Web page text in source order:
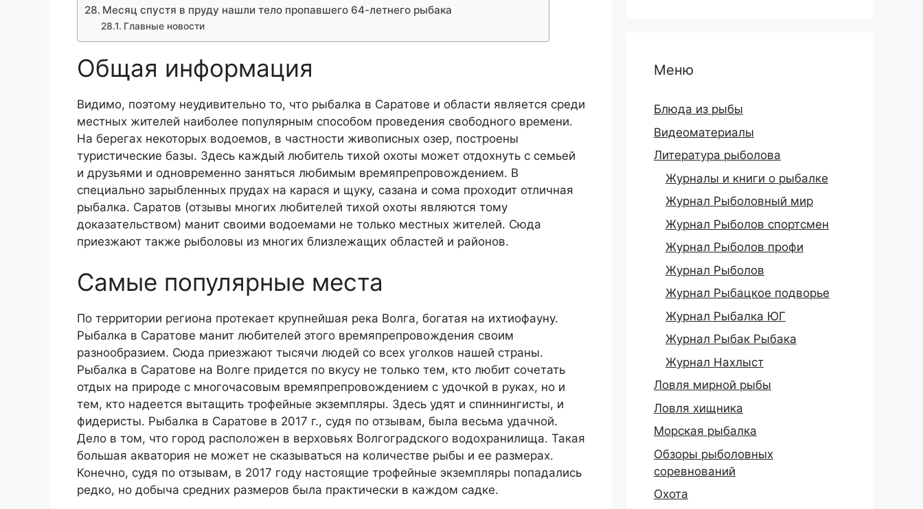
Месяц спустя в пруду нашли тело пропавшего 64-летнего рыбака
Главные новости
Общая информация
Видимо, поэтому неудивительно то, что рыбалка в Саратове и области является среди
местных жителей наиболее популярным способом проведения свободного времени.
На берегах некоторых водоемов, в частности живописных озер, построены
туристические базы. Здесь каждый любитель тихой охоты может отдохнуть с семьей
и друзьями и одновременно заняться любимым времяпрепровождением. В
специально зарыбленных прудах на карася и щуку, сазана и сома проходит отличная
рыбалка. Саратов (отзывы многих любителей тихой охоты являются тому
доказательством) манит своими водоемами не только местных жителей. Сюда
приезжают также рыболовы из многих близлежащих областей и районов.
Самые популярные места
По территории региона протекает крупнейшая река Волга, богатая на ихтиофауну.
Рыбалка в Саратове манит любителей этого времяпрепровождения своим
разнообразием. Сюда приезжают тысячи людей со всех уголков нашей страны.
Рыбалка в Саратове на Волге придется по вкусу не только тем, кто любит сочетать
отдых на природе с многочасовым времяпрепровождением с удочкой в руках, но и
тем, кто надеется вытащить трофейные экземпляры. Здесь удят и спиннингисты, и
фидеристы. Рыбалка в Саратове в 2017 г., судя по отзывам, была весьма удачной.
Дело в том, что город расположен в верховьях Волгоградского водохранилища. Такая
большая акватория не может не сказываться на количестве рыбы и ее размерах.
Конечно, судя по отзывам, в 2017 году настоящие трофейные экземпляры попадались
редко, но добыча средних размеров была практически в каждом садке.
Меню
Блюда из рыбы
Видеоматериалы
Литература рыболова
Журналы и книги о рыбалке
Журнал Рыболовный мир
Журнал Рыболов спортсмен
Журнал Рыболов профи
Журнал Рыболов
Журнал Рыбацкое подворье
Журнал Рыбалка ЮГ
Журнал Рыбак Рыбака
Журнал Нахлыст
Ловля мирной рыбы
Ловля хищника
Морская рыбалка
Обзоры рыболовных
соревнований
Охота